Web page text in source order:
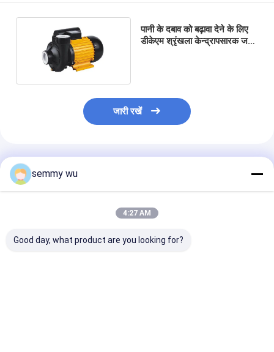
पानी के दबाव को बढ़ावा देने के लिए
डीकेएम श्रृंखला केन्द्रापसारक जल
जारी रखें
अनुशंसित उत्पाद
semmy wu
4:27 AM
Good day, what product are you looking for?